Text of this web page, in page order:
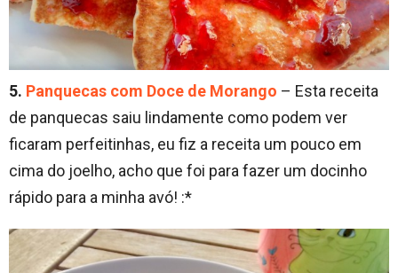
5. Panquecas com Doce de Morango – Esta receita
de panquecas saiu lindamente como podem ver
ficaram perfeitinhas, eu fiz a receita um pouco em
cima do joelho, acho que foi para fazer um docinho
rápido para a minha avó! :*